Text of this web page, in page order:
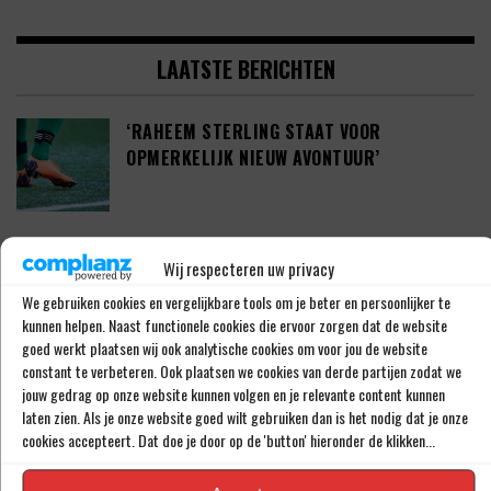
Wij respecteren uw privacy
We gebruiken cookies en vergelijkbare tools om je beter en persoonlijker te
kunnen helpen. Naast functionele cookies die ervoor zorgen dat de website
goed werkt plaatsen wij ook analytische cookies om voor jou de website
constant te verbeteren. Ook plaatsen we cookies van derde partijen zodat we
jouw gedrag op onze website kunnen volgen en je relevante content kunnen
laten zien. Als je onze website goed wilt gebruiken dan is het nodig dat je onze
cookies accepteert. Dat doe je door op de 'button' hieronder de klikken...
LAATSTE BERICHTEN
‘RAHEEM STERLING STAAT VOOR
OPMERKELIJK NIEUW AVONTUUR’
IETS EXTRA’S’
DEFINITIEF: IN-BEOM HWANG ZET LOOPBAAN
VOORT BIJ FC PORTO